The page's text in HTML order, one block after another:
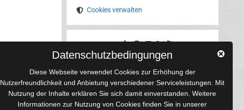
Cookies verwalten
YouTube
Tumblr
Pinterest
Instagram
X RSS-Feed
Datenschutzbedingungen
Diese Webseite verwendet Cookies zur Erhöhung der
Nutzerfreundlichkeit und Anbietung verschiedener Serviceleistungen. Mit
Nutzung der Inhalte erklären Sie sich damit einverstanden. Weitere
Informationen zur Nutzung von Cookies finden Sie in unserer